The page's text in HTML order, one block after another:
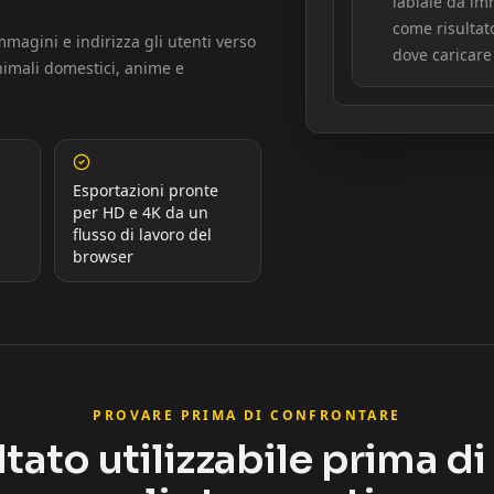
e indirizza gli utenti verso
domestici, anime e
Esportazioni pronte
per HD e 4K da un
flusso di lavoro del
browser
come
dove
PROVARE PRIMA DI CONFRONTARE
utilizzabile prima